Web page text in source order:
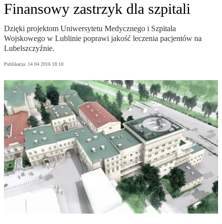
Finansowy zastrzyk dla szpitali
Dzięki projektom Uniwersytetu Medycznego i Szpitala
Wojskowego w Lublinie poprawi jakość leczenia pacjentów na
Lubelszczyźnie.
Publikacja: 14.04.2016 18:10